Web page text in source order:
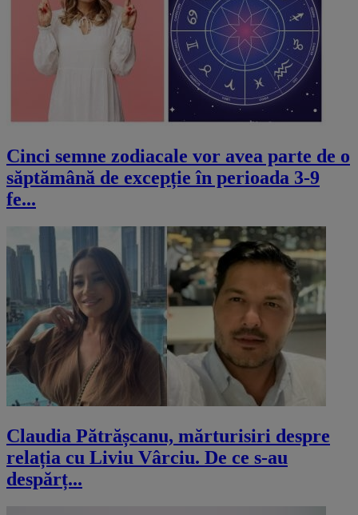
Cinci semne zodiacale vor avea parte de o
săptămână de excepție în perioada 3-9
fe...
Claudia Pătrășcanu, mărturisiri despre
relația cu Liviu Vârciu. De ce s-au
despărț...